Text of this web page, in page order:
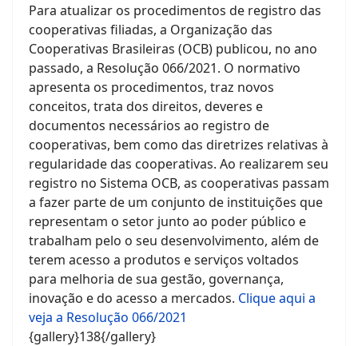
Para atualizar os procedimentos de registro das
cooperativas filiadas, a Organização das
Cooperativas Brasileiras (OCB) publicou, no ano
passado, a Resolução 066/2021. O normativo
apresenta os procedimentos, traz novos
conceitos, trata dos direitos, deveres e
documentos necessários ao registro de
cooperativas, bem como das diretrizes relativas à
regularidade das cooperativas. Ao realizarem seu
registro no Sistema OCB, as cooperativas passam
a fazer parte de um conjunto de instituições que
representam o setor junto ao poder público e
trabalham pelo o seu desenvolvimento, além de
terem acesso a produtos e serviços voltados
para melhoria de sua gestão, governança,
inovação e do acesso a mercados. Clique aqui a
veja a Resolução 066/2021
{gallery}138{/gallery}